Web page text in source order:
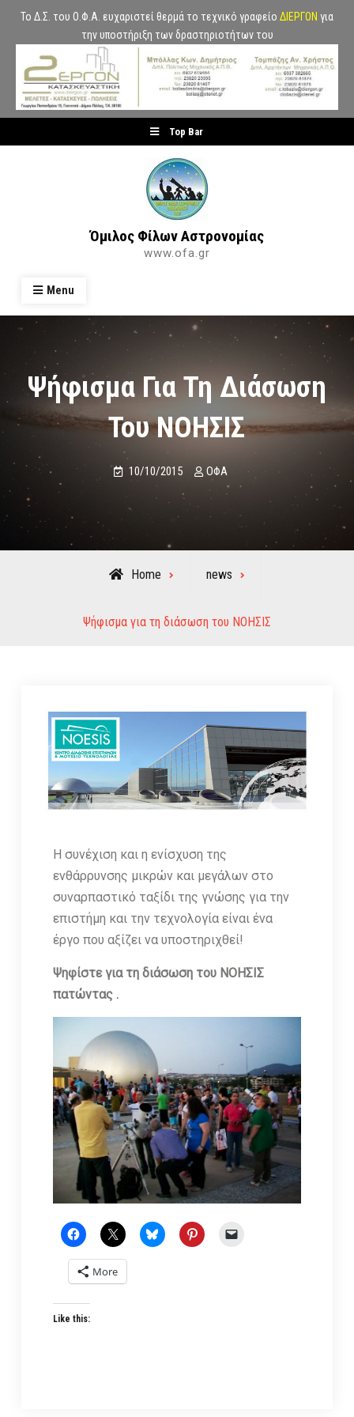
Το Δ.Σ. του Ο.Φ.Α. ευχαριστεί θερμά το τεχνικό γραφείο ΔΙΕΡΓΟΝ για
την υποστήριξη των δραστηριοτήτων του
to
Top Bar
Όμιλος Φίλων Αστρονομίας
www.ofa.gr
Menu
Ψήφισμα Για Τη Διάσωση
Του ΝΟΗΣΙΣ
10/10/2015 ΟΦΑ
Home news
Ψήφισμα για τη διάσωση του ΝΟΗΣΙΣ
Η συνέχιση και η ενίσχυση της
ενθάρρυνσης μικρών και μεγάλων στο
συναρπαστικό ταξίδι της γνώσης για την
επιστήμη και την τεχνολογία είναι ένα
έργο που αξίζει να υποστηριχθεί!
Ψηφίστε για τη διάσωση του ΝΟΗΣΙΣ
πατώντας .
More
Like this: